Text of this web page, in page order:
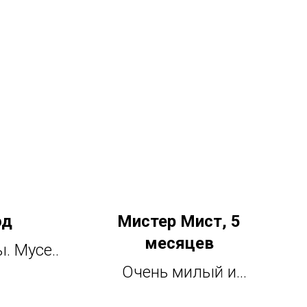
Мусе
Мистер Мист, 5
месяцев
Очень милый и